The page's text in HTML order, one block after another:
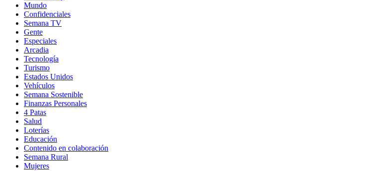
Mundo
Confidenciales
Semana TV
Gente
Especiales
Arcadia
Tecnología
Turismo
Estados Unidos
Vehículos
Semana Sostenible
Finanzas Personales
4 Patas
Salud
Loterías
Educación
Contenido en colaboración
Semana Rural
Mujeres